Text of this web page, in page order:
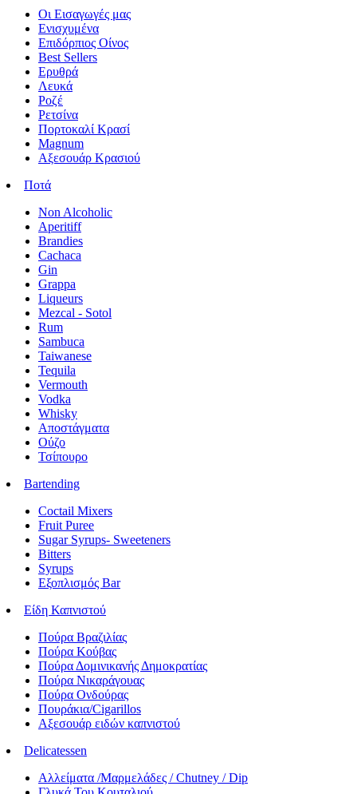
Οι Εισαγωγές μας
Ενισχυμένα
Επιδόρπιος Οίνος
Best Sellers
Ερυθρά
Λευκά
Ροζέ
Ρετσίνα
Πορτοκαλί Κρασί
Magnum
Αξεσουάρ Κρασιού
Ποτά
Non Alcoholic
Aperitiff
Brandies
Cachaca
Gin
Grappa
Liqueurs
Mezcal - Sotol
Rum
Sambuca
Taiwanese
Tequila
Vermouth
Vodka
Whisky
Αποστάγματα
Ούζο
Τσίπουρο
Bartending
Coctail Mixers
Fruit Puree
Sugar Syrups- Sweeteners
Bitters
Syrups
Εξοπλισμός Bar
Είδη Καπνιστού
Πούρα Βραζιλίας
Πούρα Κούβας
Πούρα Δομινικανής Δημοκρατίας
Πούρα Νικαράγουας
Πούρα Ονδούρας
Πουράκια/Cigarillos
Αξεσουάρ ειδών καπνιστού
Delicatessen
Αλλείματα /Μαρμελάδες / Chutney / Dip